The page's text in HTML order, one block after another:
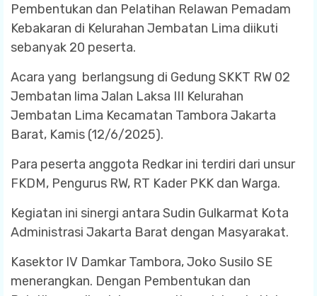
Pembentukan dan Pelatihan Relawan Pemadam
Kebakaran di Kelurahan Jembatan Lima diikuti
sebanyak 20 peserta.
Acara yang berlangsung di Gedung SKKT RW 02
Jembatan lima Jalan Laksa III Kelurahan
Jembatan Lima Kecamatan Tambora Jakarta
Barat, Kamis (12/6/2025).
Para peserta anggota Redkar ini terdiri dari unsur
FKDM, Pengurus RW, RT Kader PKK dan Warga.
Kegiatan ini sinergi antara Sudin Gulkarmat Kota
Administrasi Jakarta Barat dengan Masyarakat.
Kasektor IV Damkar Tambora, Joko Susilo SE
menerangkan. Dengan Pembentukan dan